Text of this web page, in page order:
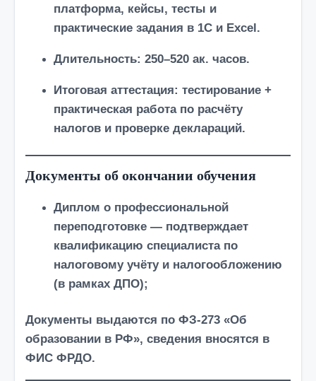
платформа, кейсы, тесты и
практические задания в 1С и Excel.
Длительность: 250–520 ак. часов.
Итоговая аттестация: тестирование +
практическая работа по расчёту
налогов и проверке деклараций.
Документы об окончании обучения
Диплом о профессиональной
переподготовке — подтверждает
квалификацию специалиста по
налоговому учёту и налогообложению
(в рамках ДПО);
Документы выдаются по ФЗ-273 «Об
образовании в РФ», сведения вносятся в
ФИС ФРДО.